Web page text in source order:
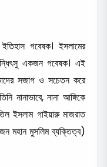
গবেষক। ইসলামের
একজন গবেষক। এই
সজাগ ও সচেতন করে
নানাভাবে, নানা আঙ্গিকে
ইসলাম গাইয়ারু মাজরাত
জন মহান মুসলিম ব্যক্তিত্ব)